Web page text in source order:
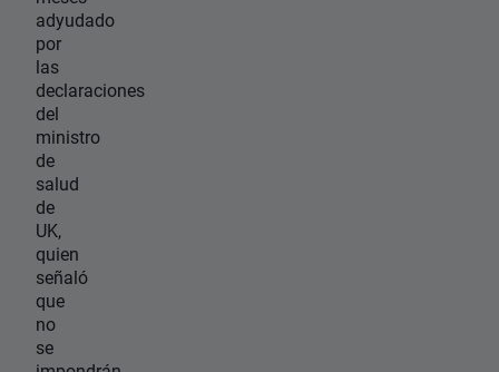
adyudado
por
las
declaraciones
del
ministro
de
salud
de
UK,
quien
señaló
que
no
se